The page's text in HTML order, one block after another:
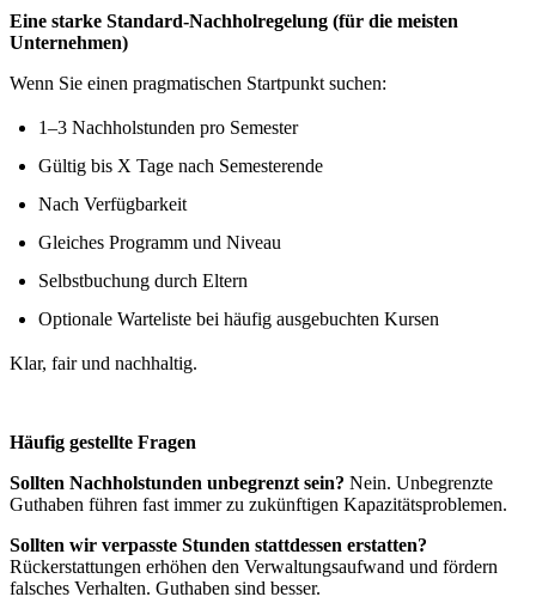
Eine starke Standard-Nachholregelung (für die meisten
Unternehmen)
Wenn Sie einen pragmatischen Startpunkt suchen:
1–3 Nachholstunden pro Semester
Gültig bis X Tage nach Semesterende
Nach Verfügbarkeit
Gleiches Programm und Niveau
Selbstbuchung durch Eltern
Optionale Warteliste bei häufig ausgebuchten Kursen
Klar, fair und nachhaltig.
Häufig gestellte Fragen
Sollten Nachholstunden unbegrenzt sein? Nein. Unbegrenzte
Guthaben führen fast immer zu zukünftigen Kapazitätsproblemen.
Sollten wir verpasste Stunden stattdessen erstatten?
Rückerstattungen erhöhen den Verwaltungsaufwand und fördern
falsches Verhalten. Guthaben sind besser.